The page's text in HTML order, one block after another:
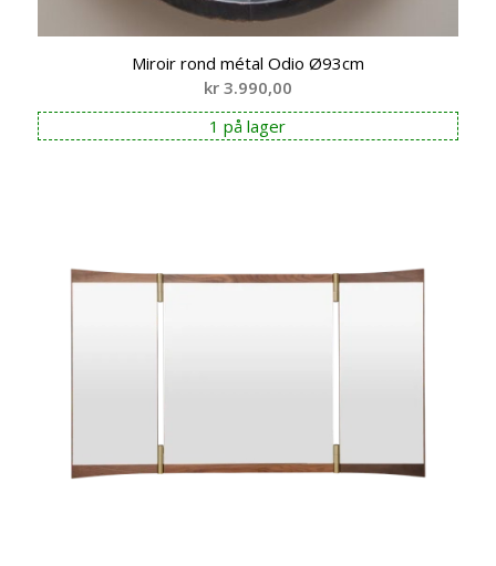
Miroir rond métal Odio Ø93cm
kr3.990,00
1 på lager